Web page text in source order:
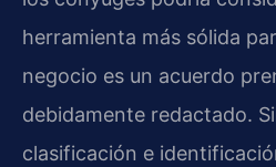
herramienta más sólida
negocio es un acuerdo
debidamente redactado.
clasificación e